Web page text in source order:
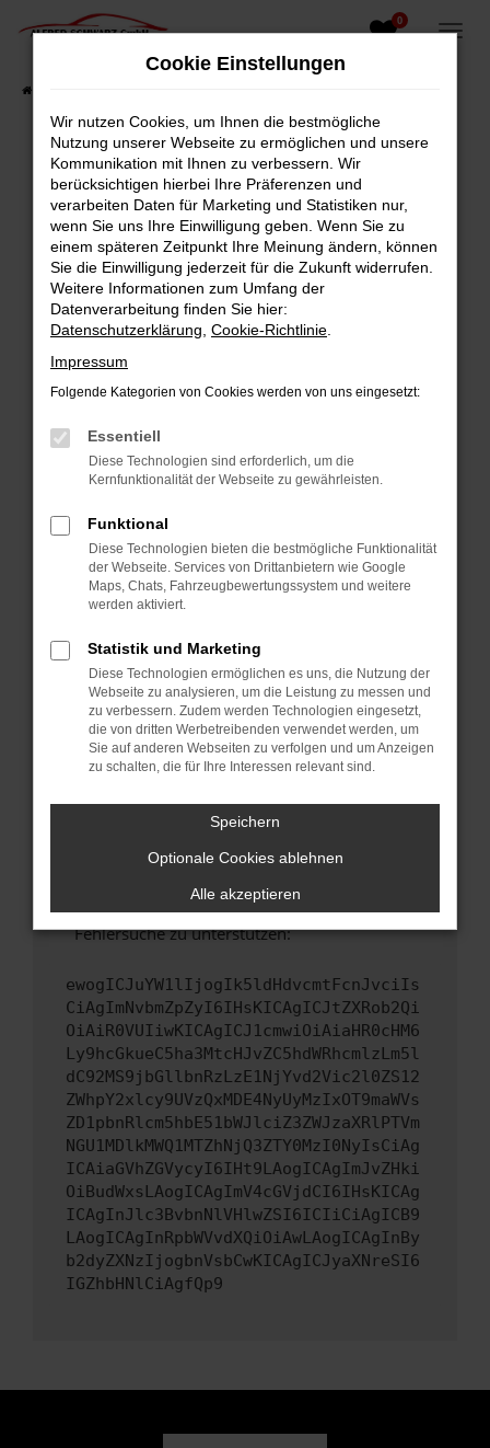
Zum
0
Fehler: Network Error
Beim Laden ist ein Fehler aufgetreten.
Hier sind ein paar Tipps, die dir helfen können:
Überprüfe deine Firewall und deine
Internetverbindung.
Laden andere Webseiten, zum Beispiel deine
Suchmaschine?
Prüfe deine Browsererweiterungen.
Manche Erweiterungen, wie Werbeblocker,
können das Laden bestimmter Seiten
verhindern. Funktioniert die Seite in einem
Fenster?
Starte dein Gerät neu.
Das kann manchmal helfen, vorübergehende
Probleme zu beheben.
Betriebssystem auf dem neuesten Stand
sind.
Veraltete Software birgt nicht nur ein
Sicherheitsrisiko, sondern kann auch dazu
führen, dass bestimmte Funktionen nicht mehr
unterstützt werden.
Wende dich an den Webseitenbetreiber.
Wenn du alle oben genannten Schritte versucht
hast, kontaktiere uns bitte. Wir werden
versuchen, das Problem zu beheben. Du kannst
uns diesen Text schicken, um uns bei der
Fehlersuche zu unterstützen:
ewogICJuYW1lIjogIk5ldHdvcmtFcnJvciIs
CiAgImNvbmZpZyI6IHsKICAgICJtZXRob2Qi
OiAiR0VUIiwKICAgICJ1cmwiOiAiaHR0cHM6
Ly9hcGkueC5ha3MtcHJvZC5hdWRhcmlzLm5l
dC92MS9jbGllbnRzLzE1NjYvd2Vic2l0ZS12
ZWhpY2xlcy9UVzQxMDE4NyUyMzIxOT9maWVs
ZD1pbnRlcm5hbE51bWJlciZ3ZWJzaXRlPTVm
NGU1MDlkMWQ1MTZhNjQ3ZTY0MzI0NyIsCiAg
ICAiaGVhZGVycyI6IHt9LAogICAgImJvZHki
OiBudWxsLAogICAgImV4cGVjdCI6IHsKICAg
ICAgInJlc3BvbnNlVHlwZSI6ICIiCiAgICB9
LAogICAgInRpbWVvdXQiOiAwLAogICAgInBy
b2dyZXNzIjogbnVsbCwKICAgICJyaXNreSI6
IGZhbHNlCiAgfQp9
Cookie Einstellungen
Wir nutzen Cookies, um Ihnen die bestmögliche
Nutzung unserer Webseite zu ermöglichen und unsere
Kommunikation mit Ihnen zu verbessern. Wir
berücksichtigen hierbei Ihre Präferenzen und
verarbeiten Daten für Marketing und Statistiken nur,
wenn Sie uns Ihre Einwilligung geben. Wenn Sie zu
einem späteren Zeitpunkt Ihre Meinung ändern, können
Sie die Einwilligung jederzeit für die Zukunft widerrufen.
Weitere Informationen zum Umfang der
Datenverarbeitung finden Sie hier:
Datenschutzerklärung Cookie-Richtlinie
Impressum
Folgende Kategorien von Cookies werden von uns eingesetzt:
Essentiell
Diese Technologien sind erforderlich, um die
Kernfunktionalität der Webseite zu gewährleisten.
Funktional
Diese Technologien bieten die bestmögliche Funktionalität
der Webseite. Services von Drittanbietern wie Google
Maps, Chats, Fahrzeugbewertungssystem und weitere
werden aktiviert.
Statistik und Marketing
Diese Technologien ermöglichen es uns, die Nutzung der
Webseite zu analysieren, um die Leistung zu messen und
zu verbessern. Zudem werden Technologien eingesetzt,
die von dritten Werbetreibenden verwendet werden, um
Sie auf anderen Webseiten zu verfolgen und um Anzeigen
zu schalten, die für Ihre Interessen relevant sind.
Speichern
Optionale Cookies ablehnen
Alle akzeptieren